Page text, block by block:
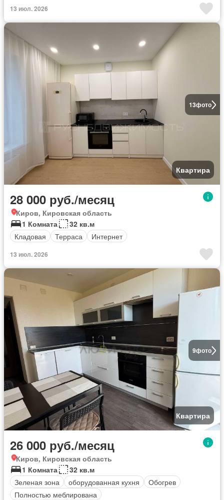
13 июл. 2026
13фото
Квартира
28 000 руб./месяц
Киров, Кировская область
1 Комната
32 кв.м
Кладовая
Терраса Интернет
13 июл. 2026
9фото
Квартира
26 000 руб./месяц
Киров, Кировская область
1 Комната
32 кв.м
Зеленая зона
оборудованная кухня
Обогрев
Полностью меблирована